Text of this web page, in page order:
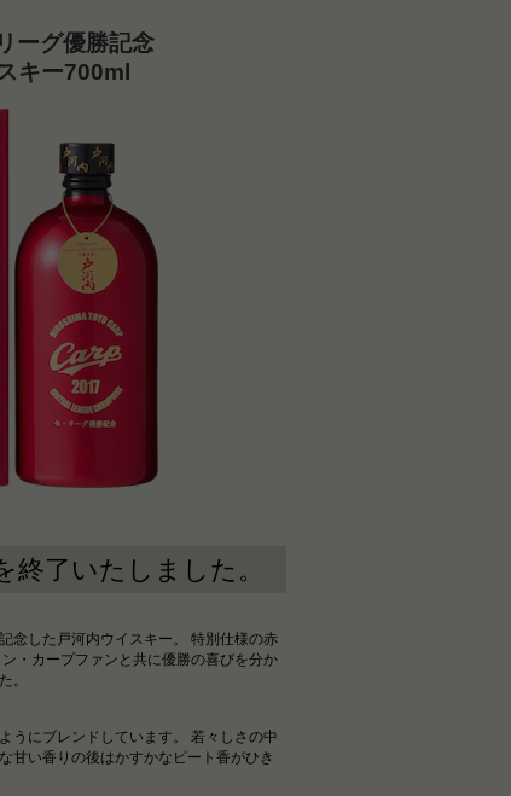
ーグ優勝記念
キー700ml
終了いたしました。
念した戸河内ウイスキー。 特別仕様の赤
・カープファンと共に優勝の喜びを分か
。
うにブレンドしています。 若々しさの中
甘い香りの後はかすかなピート香がひき